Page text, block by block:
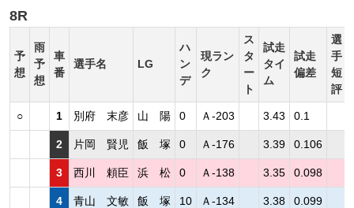
8R
予
想
雨
予
想
車
番
選手名 LG
ハ
ン
デ
現ラン
ク
ス
タ
ー
ト
試走
タイ
ム
試走
偏差
選
手
短
評
○ 1 別府 末彦 山 陽 0 Ａ-203 3.43 0.1
2 片岡 賢児 飯 塚 0 Ａ-176 3.39 0.106
3 西川 頼臣 浜 松 0 Ａ-138 3.35 0.098
4 青山 文敏 飯 塚 10 Ａ-134 3.38 0.099